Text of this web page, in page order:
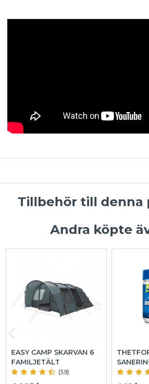
Tillbehör till denna
Andra köpte
EASY CAMP SKARVAN 6
FAMILJETÄLT
(59)